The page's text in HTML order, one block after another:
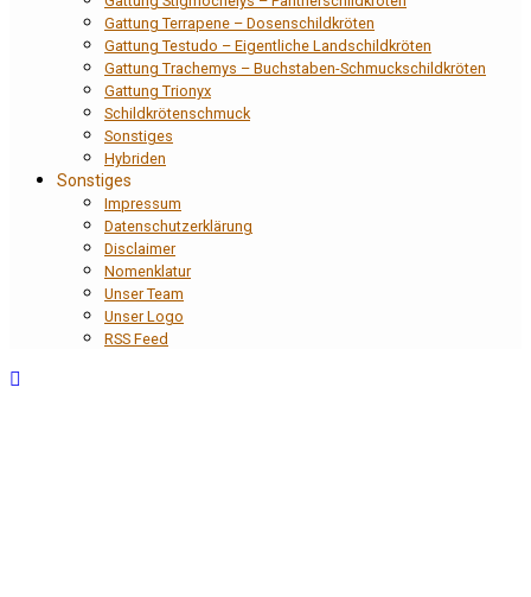
Gattung Terrapene – Dosenschildkröten
Gattung Testudo – Eigentliche Landschildkröten
Gattung Trachemys – Buchstaben-Schmuckschildkröten
Gattung Trionyx
Schildkrötenschmuck
Sonstiges
Hybriden
Sonstiges
Impressum
Datenschutzerklärung
Disclaimer
Nomenklatur
Unser Team
Unser Logo
RSS Feed